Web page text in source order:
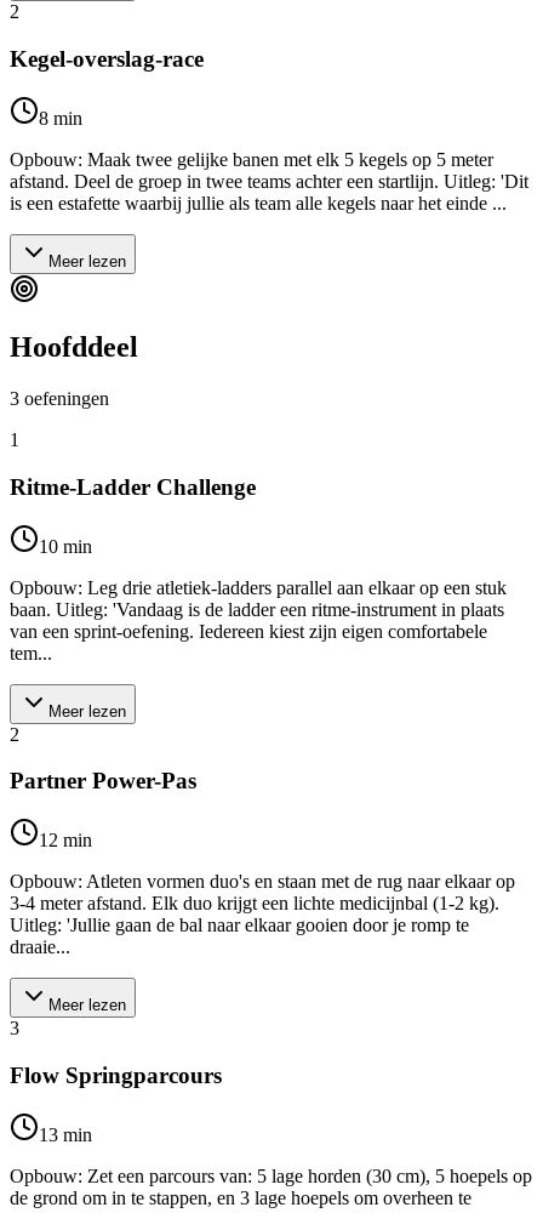
2
Kegel-overslag-race
8 min
Opbouw: Maak twee gelijke banen met elk 5 kegels op 5 meter
afstand. Deel de groep in twee teams achter een startlijn. Uitleg: 'Dit
is een estafette waarbij jullie als team alle kegels naar het einde ...
Meer lezen
Hoofddeel
3 oefeningen
1
Ritme-Ladder Challenge
10 min
Opbouw: Leg drie atletiek-ladders parallel aan elkaar op een stuk
baan. Uitleg: 'Vandaag is de ladder een ritme-instrument in plaats
van een sprint-oefening. Iedereen kiest zijn eigen comfortabele
tem...
Meer lezen
2
Partner Power-Pas
12 min
Opbouw: Atleten vormen duo's en staan met de rug naar elkaar op
3-4 meter afstand. Elk duo krijgt een lichte medicijnbal (1-2 kg).
Uitleg: 'Jullie gaan de bal naar elkaar gooien door je romp te
draaie...
Meer lezen
3
Flow Springparcours
13 min
Opbouw: Zet een parcours van: 5 lage horden (30 cm), 5 hoepels op
de grond om in te stappen, en 3 lage hoepels om overheen te